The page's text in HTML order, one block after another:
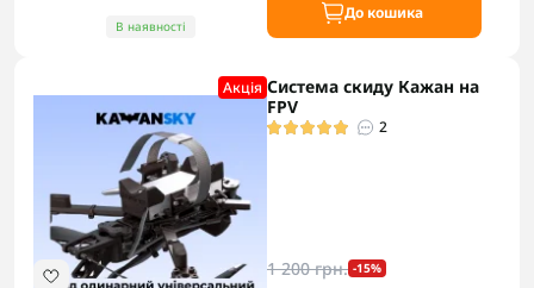
В наявності
До кошика
Акцiя Система скиду Кажан на
FPV
2
1 200 грн. -15%